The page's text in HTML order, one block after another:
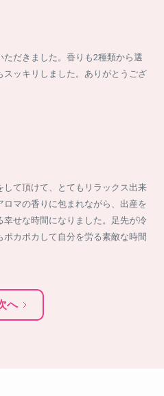
だきました。香りも2種類から選
ッキリしました。ありがとうござ
て頂けて、とてもリラックス出来
マの香りに包まれながら、出産を
せな時間になりました。足先が冷
カポカして自分を労る素敵な時間
へ